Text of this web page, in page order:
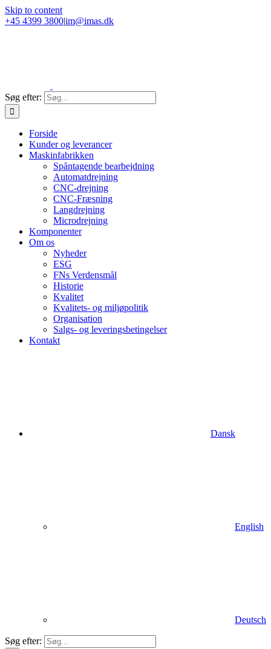
Skip to content
+45 4399 3800|im@imas.dk
Søg efter:
Forside
Kunder og leverancer
Maskinfabrikken
Spåntagende bearbejdning
Automatdrejning
CNC-drejning
CNC-Fræsning
Langdrejning
Microdrejning
Komponenter
Om os
Nyheder
ESG
FNs Verdensmål
Historie
Kvalitet
Kvalitets- og miljøpolitik
Organisation
Salgs- og leveringsbetingelser
Kontakt
Dansk
English
Deutsch
Søg efter: